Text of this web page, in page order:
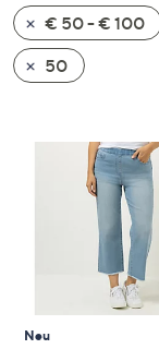
wischen
Sie
auf
nach
€ 50 - € 100
50
Neu